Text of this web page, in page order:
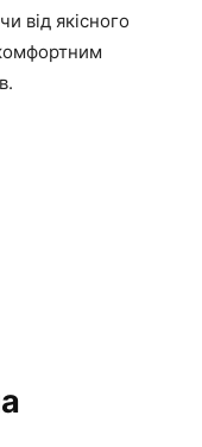
від якісного